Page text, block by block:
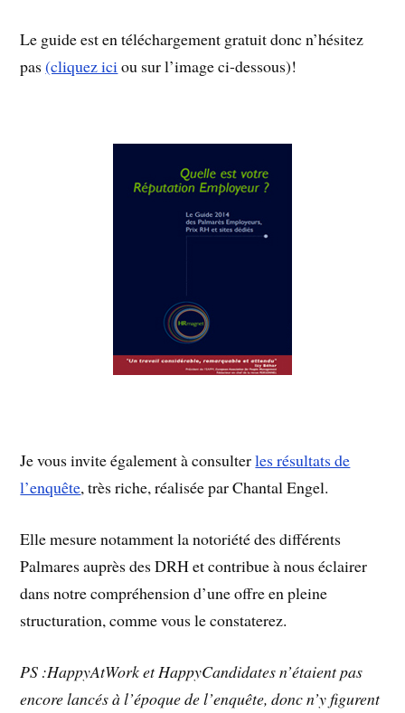
Le guide est en téléchargement gratuit donc n’hésitez
pas(cliquez ici ou sur l’image ci-dessous)!
Je vous invite également à consulterles résultats de
l’enquête, très riche, réalisée par Chantal Engel.
Elle mesure notamment la notoriété des différents
Palmares auprès des DRH et contribue à nous éclairer
dans notre compréhension d’une offre en pleine
structuration, comme vous le constaterez.
PS :HappyAtWork et HappyCandidates n’étaient pas
encore lancés à l’époque de l’enquête, donc n’y figurent